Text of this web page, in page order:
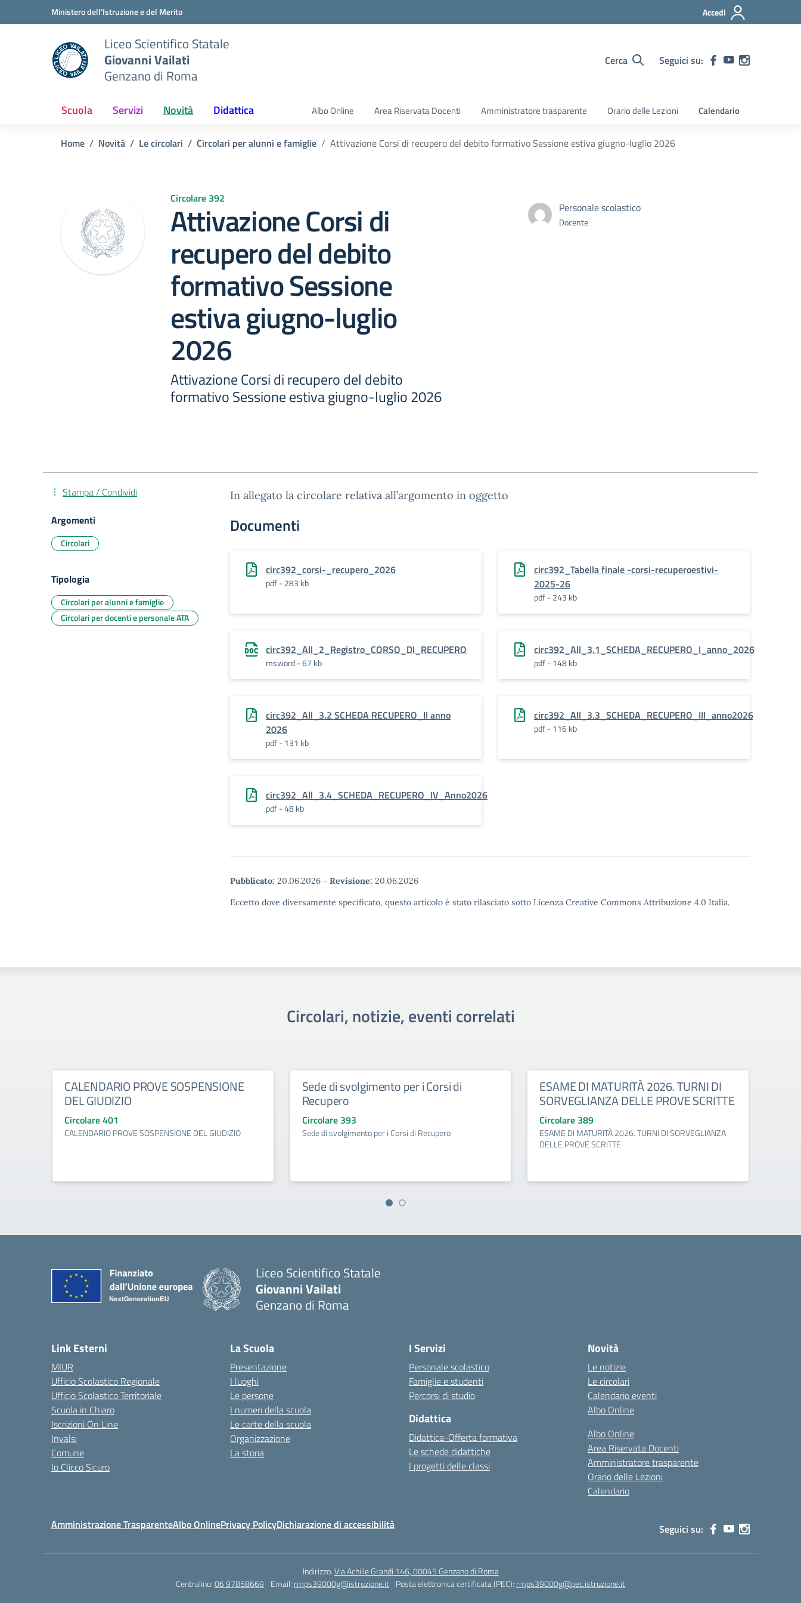
Vai ai contenuti
Vai al menu di navigazioneMinistero dell'Istruzione e del Merito Accedi
Liceo Scientifico Statale
Giovanni Vailati
Genzano di Roma
Cerca Seguici su:
Scuola Servizi Novità Didattica Albo Online Area Riservata Docenti Amministratore trasparente Orario delle Lezioni Calendario
Home Novità Le circolari Circolari per alunni e famiglie Attivazione Corsi di recupero del debito formativo Sessione estiva giugno-luglio 2026
Circolare 392
Attivazione Corsi di
recupero del debito
formativo Sessione
estiva giugno-luglio
2026
Attivazione Corsi di recupero del debito
formativo Sessione estiva giugno-luglio 2026
Personale scolastico
Docente
In allegato la circolare relativa all’argomento in oggetto
Documenti
circ392_corsi-_recupero_2026
pdf - 283 kb
circ392_Tabella finale -corsi-recuperoestivi-
2025-26
pdf - 243 kb
circ392_All_2_Registro_CORSO_DI_RECUPERO
msword - 67 kb
circ392_All_3.1_SCHEDA_RECUPERO_I_anno_2026
pdf - 148 kb
circ392_All_3.2 SCHEDA RECUPERO_II anno
2026
pdf - 131 kb
circ392_All_3.3_SCHEDA_RECUPERO_III_anno2026
pdf - 116 kb
circ392_All_3.4_SCHEDA_RECUPERO_IV_Anno2026
pdf - 48 kb
Pubblicato: 20.06.2026 - Revisione: 20.06.2026
Eccetto dove diversamente specificato, questo articolo è stato rilasciato sotto Licenza Creative Commons Attribuzione 4.0 Italia.
Stampa / Condividi
Argomenti
Circolari
Tipologia
Circolari per alunni e famiglie
Circolari per docenti e personale ATA
Circolari, notizie, eventi correlati
CALENDARIO PROVE SOSPENSIONE
DEL GIUDIZIO
Circolare 401
CALENDARIO PROVE SOSPENSIONE DEL GIUDIZIO
Sede di svolgimento per i Corsi di
Recupero
Circolare 393
Sede di svolgimento per i Corsi di Recupero
ESAME DI MATURITÀ 2026. TURNI DI
SORVEGLIANZA DELLE PROVE SCRITTE
Circolare 389
ESAME DI MATURITÀ 2026. TURNI DI SORVEGLIANZA
DELLE PROVE SCRITTE
Liceo Scientifico Statale
Giovanni Vailati
Genzano di Roma
Link Esterni
MIUR
Ufficio Scolastico Regionale
Ufficio Scolastico Territoriale
Scuola in Chiaro
Iscrizioni On Line
Invalsi
Comune
Io Clicco Sicuro
La Scuola
Presentazione
I luoghi
Le persone
I numeri della scuola
Le carte della scuola
Organizzazione
La storia
I Servizi
Personale scolastico
Famiglie e studenti
Percorsi di studio
Didattica
Didattica-Offerta formativa
Le schede didattiche
I progetti delle classi
Novità
Le notizie
Le circolari
Calendario eventi
Albo Online
Albo Online
Area Riservata Docenti
Amministratore trasparente
Orario delle Lezioni
Calendario
Amministrazione TrasparenteAlbo OnlinePrivacy PolicyDichiarazione di accessibilità Seguici su:
Indirizzo:Via Achille Grandi 146, 00045 Genzano di Roma
Centralino:06 97858669 Email: rmps39000g@istruzione.it Posta elettronica certificata (PEC): rmps39000g@pec.istruzione.it